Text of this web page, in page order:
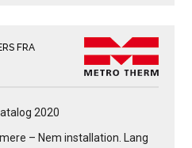
FRA
2020
– Nem installation. Lang